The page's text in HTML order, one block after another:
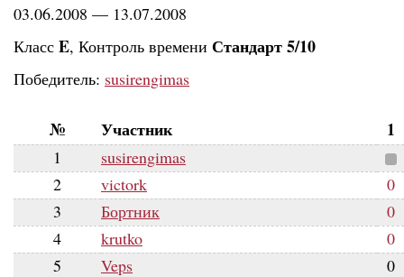
03.06.2008 — 13.07.2008
Класс E, Контроль времени Стандарт 5/10
Победитель: susirengimas
№ Участник 1
1
susirengimas
2
victork
0
3
Бортник
0
4
krutko
0
5
Veps 0